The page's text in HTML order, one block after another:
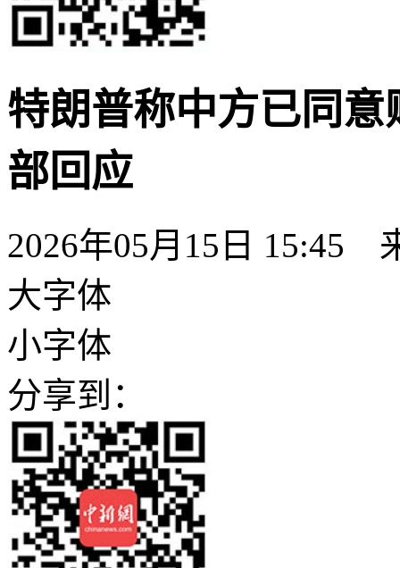
特朗普称中方已同
部回应
2026年05月15日 15:45
大字体
小字体
分享到：